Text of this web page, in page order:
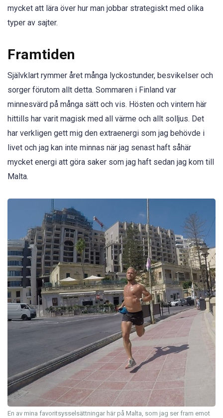
mycket att lära över hur man jobbar strategiskt med olika
typer av sajter.
Framtiden
Självklart rymmer året många lyckostunder, besvikelser och
sorger förutom allt detta. Sommaren i Finland var
minnesvärd på många sätt och vis. Hösten och vintern här
hittills har varit magisk med all värme och allt solljus. Det
har verkligen gett mig den extraenergi som jag behövde i
livet och jag kan inte minnas när jag senast haft såhär
mycket energi att göra saker som jag haft sedan jag kom till
Malta.
En av mina favoritsysselsättningar här på Malta, som jag ser fram emot